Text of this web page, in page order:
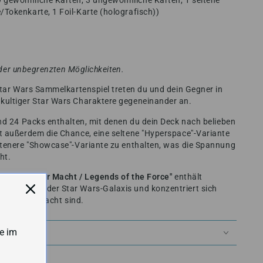
Tokenkarte, 1 Foil-Karte (holografisch))
unbegrenzten Möglichkeiten.
Wars Sammelkartenspiel treten du und dein Gegner in
Star Wars Charaktere gegeneinander an.
24 Packs enthalten, mit denen du dein Deck nach belieben
die Chance, eine seltene "Hyperspace"-Variante
"Showcase"-Variante zu enthalten, was die Spannung
der Macht / Legends of the Force" enthält
Epochen der Star Wars-Galaxis und konzentriert sich
in der Macht sind.
im